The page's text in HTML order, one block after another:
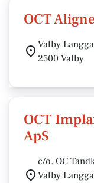
OCT
Valby
2500 Valby
OCT
ApS
c/o. OC
Valby